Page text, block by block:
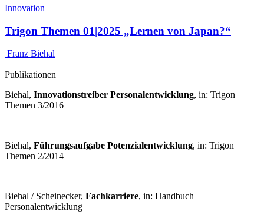
Innovation
Trigon Themen 01|2025 „Lernen von Japan?“
Franz Biehal
Publikationen
Biehal, Innovationstreiber Personalentwicklung, in: Trigon
Themen 3/2016
Biehal, Führungsaufgabe Potenzialentwicklung, in: Trigon
Themen 2/2014
Biehal / Scheinecker, Fachkarriere, in: Handbuch
Personalentwicklung